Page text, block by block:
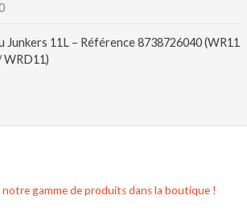
Junkers 11L – Référence 8738726040 (WR11
WRD11)
gamme de produits dans la boutique !